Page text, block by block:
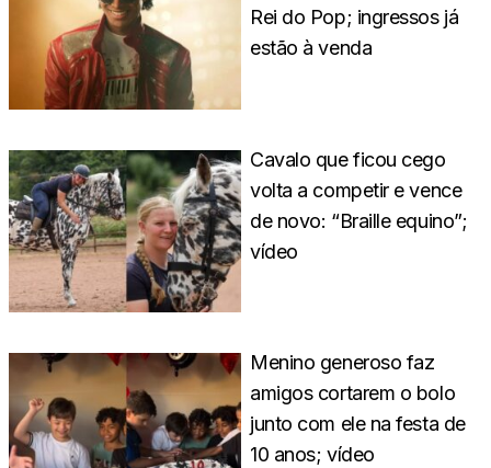
Rei do Pop; ingressos já
estão à venda
Cavalo que ficou cego
volta a competir e vence
de novo: “Braille equino”;
vídeo
Menino generoso faz
amigos cortarem o bolo
junto com ele na festa de
10 anos; vídeo